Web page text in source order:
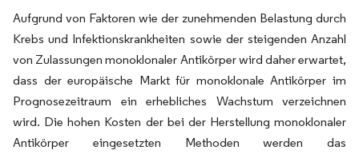
Aufgrund von Faktoren wie der zunehmenden Belastung durch
Krebs und Infektionskrankheiten sowie der steigenden Anzahl
von Zulassungen monoklonaler Antikörper wird daher erwartet,
dass der europäische Markt für monoklonale Antikörper im
Prognosezeitraum ein erhebliches Wachstum verzeichnen
wird. Die hohen Kosten der bei der Herstellung monoklonaler
Antikörper eingesetzten Methoden werden das